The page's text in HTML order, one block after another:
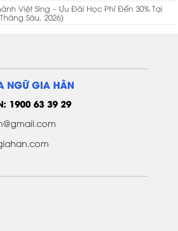
Việt Sing – Ưu Đãi Học Phí Đến 30% Tại
Sáu, 2026)
NGỮ GIA HÂN
1900 63 39 29